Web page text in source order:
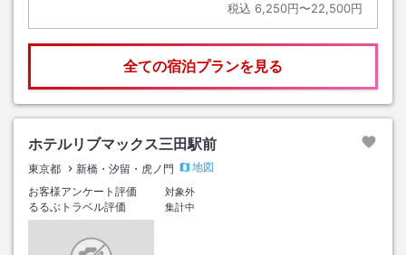
税込 6,250円〜22,500円
全ての宿泊プランを見る
ホテルリブマックス三田駅前
東京都 新橋・汐留・虎ノ門
地図
お客様アンケート評価
対象外
るるぶトラベル評価 集計中